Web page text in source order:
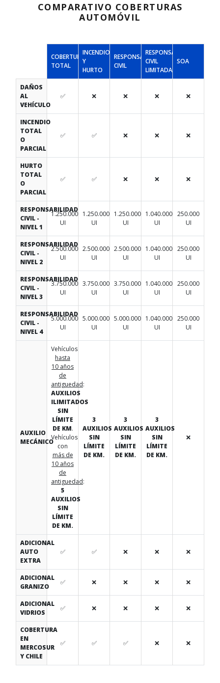
COMPARATIVO COBERTURAS
AUTOMÓVIL
COBERTURA
TOTAL
INCENDIO
Y
HURTO
RESPONSABILIDAD
CIVIL
RESPONSABILIDAD
CIVIL
LIMITADA
SOA
DAÑOS
AL
VEHÍCULO
✅ ❌ ❌ ❌ ❌
INCENDIO
TOTAL
O
PARCIAL
✅ ✅ ❌ ❌ ❌
HURTO
TOTAL
O
PARCIAL
✅ ✅ ❌ ❌ ❌
RESPONSABILIDAD
CIVIL -
NIVEL 1
1.250.000
UI
1.250.000
UI
1.250.000
UI
1.040.000
UI
250.000
UI
RESPONSABILIDAD
CIVIL -
NIVEL 2
2.500.000
UI
2.500.000
UI
2.500.000
UI
1.040.000
UI
250.000
UI
RESPONSABILIDAD
CIVIL -
NIVEL 3
3.750.000
UI
3.750.000
UI
3.750.000
UI
1.040.000
UI
250.000
UI
RESPONSABILIDAD
CIVIL -
NIVEL 4
5.000.000
UI
5.000.000
UI
5.000.000
UI
1.040.000
UI
250.000
UI
AUXILIO
MECÁNICO
Vehículos
hasta
10 años
de
antiguedad:
AUXILIOS
ILIMITADOS
SIN
LÍMITE
DE KM.
Vehículos
con
más de
10 años
de
antiguedad:
5
AUXILIOS
SIN
LÍMITE
DE KM.
3
AUXILIOS
SIN
LÍMITE
DE KM.
3
AUXILIOS
SIN
LÍMITE
DE KM.
3
AUXILIOS
SIN
LÍMITE
DE KM.
❌
ADICIONAL
AUTO
EXTRA
✅ ✅ ❌ ❌ ❌
ADICIONAL
GRANIZO
✅ ❌ ❌ ❌ ❌
ADICIONAL
VIDRIOS
✅ ❌ ❌ ❌ ❌
COBERTURA
EN
MERCOSUR
Y CHILE
✅ ✅ ✅ ❌ ❌